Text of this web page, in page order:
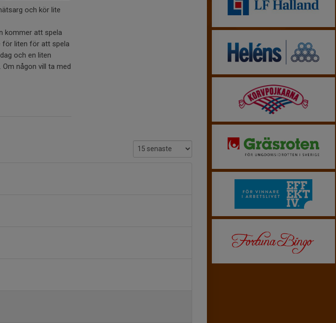
och kör lite
kommer att spela
för liten för att spela
och en liten
någon vill ta med